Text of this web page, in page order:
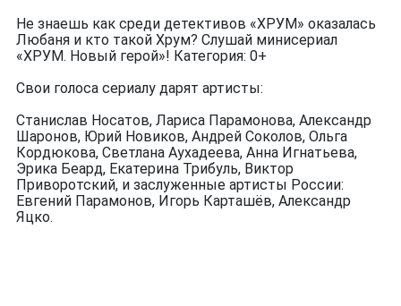
Не знаешь как среди детективов «ХРУМ» оказалась
Любаня и кто такой Хрум? Слушай минисериал
«ХРУМ. Новый герой»! Категория: 0+
Свои голоса сериалу дарят артисты:
Станислав Носатов, Лариса Парамонова, Александр
Шаронов, Юрий Новиков, Андрей Соколов, Ольга
Кордюкова, Светлана Аухадеева, Анна Игнатьева,
Эрика Беард, Екатерина Трибуль, Виктор
Приворотский, и заслуженные артисты России:
Евгений Парамонов, Игорь Карташёв, Александр
Яцко.